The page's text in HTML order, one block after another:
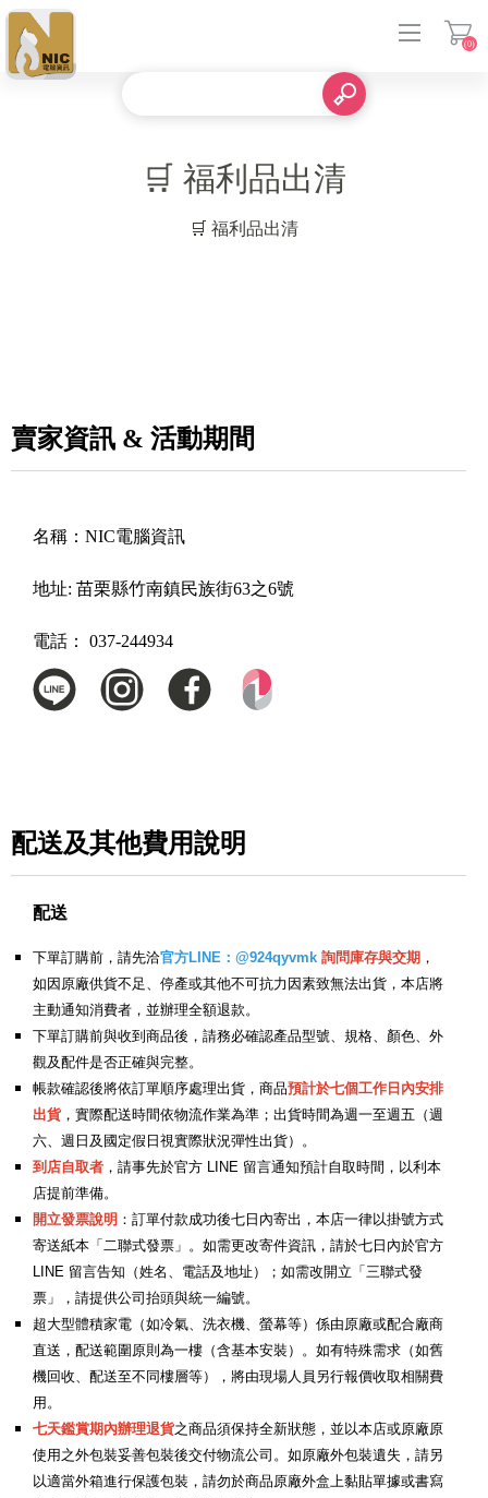
(0)
🛒 福利品出清
🛒 福利品出清
賣家資訊 & 活動期間
名稱： NIC電腦資訊
地址: 苗栗縣竹南鎮民族街63之6號
電話： 037-244934
配送及其他費用說明
配送
下單訂購前，請先洽官方LINE：@924qyvmk 詢問庫存與交期 ，
如因原廠供貨不足、停產或其他不可抗力因素致無法出貨，本店將
主動通知消費者，並辦理全額退款。
下單訂購前與收到商品後，請務必確認產品型號、規格、顏色、外
觀及配件是否正確與完整。
帳款確認後將依訂單順序處理出貨，商品預計於七個工作日內安排
出貨，實際配送時間依物流作業為準；出貨時間為週一至週五（週
六、週日及國定假日視實際狀況彈性出貨）。
到店自取者 ，請事先於官方 LINE 留言通知預計自取時間，以利本
店提前準備。
開立發票說明 ：訂單付款成功後七日內寄出，本店一律以掛號方式
寄送紙本「二聯式發票」。如需更改寄件資訊，請於七日內於官方
LINE 留言告知（姓名、電話及地址）；如需改開立「三聯式發
票」，請提供公司抬頭與統一編號。
超大型體積家電（如冷氣、洗衣機、螢幕等）係由原廠或配合廠商
直送，配送範圍原則為一樓（含基本安裝）。如有特殊需求（如舊
機回收、配送至不同樓層等），將由現場人員另行報價收取相關費
用。
七天鑑賞期內辦理退貨之商品須保持全新狀態，並以本店或原廠原
使用之外包裝妥善包裝後交付物流公司。如原廠外包裝遺失，請另
以適當外箱進行保護包裝，請勿於商品原廠外盒上黏貼單據或書寫